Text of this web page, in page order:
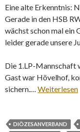
Eine alte Erkenntnis:
Gerade in den HSB
wächst schon mal ein
leider gerade unsere
Die 1.LP-Mannschaft
Gast war Hövelhof,
sichern.… Weiterlesen
DIÖZESANVERBAND